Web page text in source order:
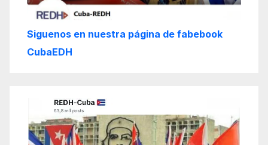
Siguenos en nuestra página de fabebook
CubaEDH